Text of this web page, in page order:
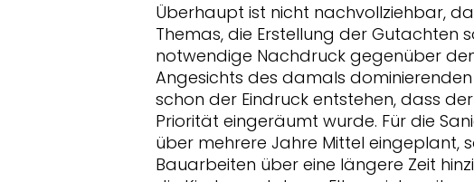
Überhaupt ist nicht nachvollziehbar,
Themas, die Erstellung der Gutachten
notwendige Nachdruck gegenüber
Angesichts des damals
schon der Eindruck entstehen, dass der
Priorität eingeräumt wurde. Für die
über mehrere Jahre Mittel eingeplant,
Bauarbeiten über eine längere Zeit